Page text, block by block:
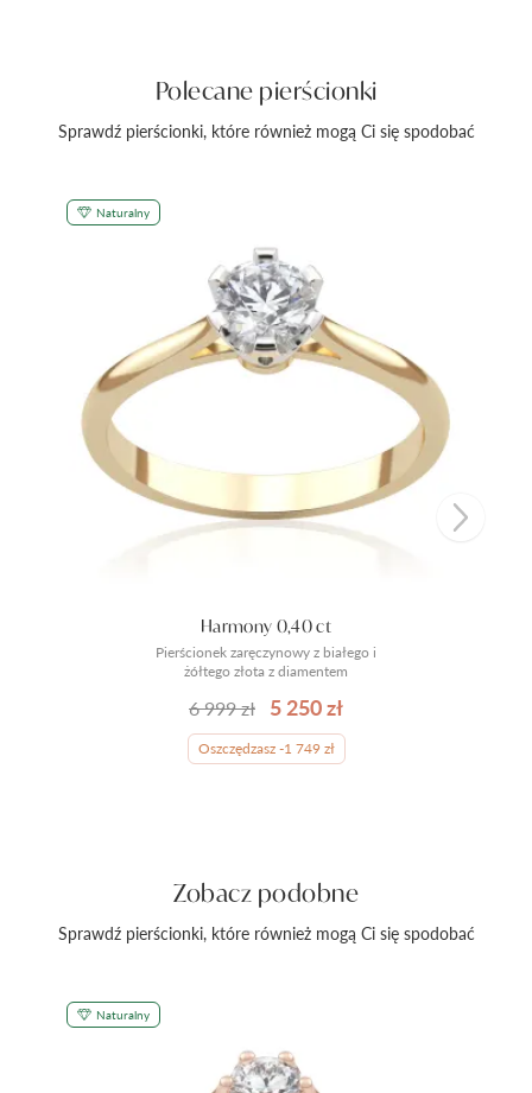
Polecane pierścionki
Sprawdź pierścionki, które również mogą Ci się spodobać
Naturalny
Pierścionek zaręczynowy z białego i
żółtego złota z diamentem
Harmony 0,40 ct
6 999 zł 5 250 zł
Oszczędzasz -1 749 zł
Zobacz podobne
Sprawdź pierścionki, które również mogą Ci się spodobać
Naturalny